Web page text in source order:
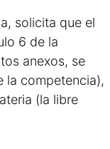
solicita que el
6 de la
anexos, se
la competencia),
(la libre